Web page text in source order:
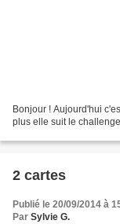
Bonjour ! Aujourd'hui
plus elle suit le
2 cartes
Publié le 20/09/2014 à
Par Sylvie G.